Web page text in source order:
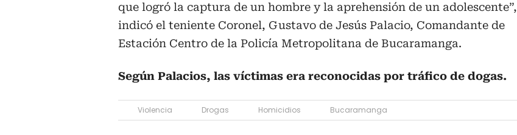
que logró la captura de un hombre y la aprehensión de un adolescente”,
indicó el teniente Coronel, Gustavo de Jesús Palacio, Comandante de
Estación Centro de la Policía Metropolitana de Bucaramanga.
Según Palacios, las víctimas era reconocidas por tráfico de dogas.
Violencia Drogas Homicidios Bucaramanga